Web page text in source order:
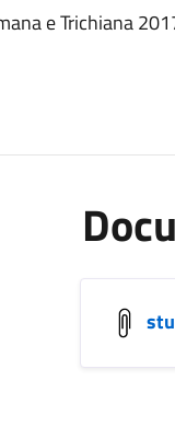
e Trichiana